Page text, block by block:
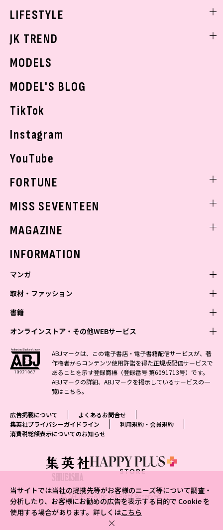
当サイトでは当社の提携先等がお客様のニーズ等について調査・
分析したり、お客様にお勧めの広告を表示する目的で Cookie を
使用する場合があります。詳しくはこちら
ボディケア
学校ヘアメイク
K-POP
LIFESTYLE
モデルの購入品
おでかけ
JK TREND
MODELS
MODEL'S BLOG
TikTok
Instagram
YouTube
FORTUNE
MISS SEVENTEEN
MAGAZINE
INFORMATION
マンガ
少年マンガ
Vジャンプ
最強ジャンプ
少年ジャンプ+
ジャンプTOON
ジャンプルーキー！
S-MANGA
集英社コミック文庫
青年マンガ
ZEBRACK
S-MANGA
集英社ジャンプリミックス
週刊ヤングジャンプ
ヤングジャンプ定期購読デジタル
となりのヤングジャンプ
グランドジャンプ
ウルトラジャンプ
少女マンガ
ZEBRACK
S-MANGA
集英社コミック文庫
マーガレット
別冊マーガレット
リマコミ
マンガMeets
女性マンガ
ジャンプTOON
集英社コミック文庫
マンガMee公式サイト
リマコミ
office YOU
取材・ファッション
ファッション・美容
BAILA
MAQUIA
eclat
T JAPAN
MEN'S NON-NO
集英社オンライン
芸能・情報・スポーツ
週プレNEWS
週プレ グラジャパ!
書籍
文芸・文庫・総合
小説すばる
集英社 文芸ステーション
web 集英社文庫
アジア人物史
学芸・ノンフィクション・新書
1日5分で、明日は変わる よみタイ yomitai
集英社学芸部 - 学芸・ノンフィクション
集英社ビジネス書
集英社新書プラス - 知の水先案内人
kotoba
情報・知識＆オピニオン imidas
ライトノベル・ノベライズ
集英社オレンジ文庫
ダッシュエックス文庫公式サイト
集英社Webマガジン コバルト
集英社の児童図書 S-KIDS.LAND
オンラインストア・その他WEBサービス
オンラインストア
OTO
SHUEISHA MANGA-ART HERITAGE
ジャンプキャラクターズストア
HAPPY PLUS STORE
SHUEISHA VOX
LEEマルシェ
eclat premium
mirabella homme
zakka market
その他WEBサービス
集英社アドナビ
ABJマークは、この電子書店・電子書籍配信サービスが、著
作権者からコンテンツ使用許諾を得た正規版配信サービスで
あることを示す登録商標（登録番号 第6091713号）です。
ABJマークの詳細、ABJマークを掲示しているサービスの一
覧はこちら。
広告掲載について
よくあるお問合せ
集英社プライバシーガイドライン
利用規約・会員規約
消費税総額表示についてのお知らせ
© SHUEISHA Inc. All Right Reserved.